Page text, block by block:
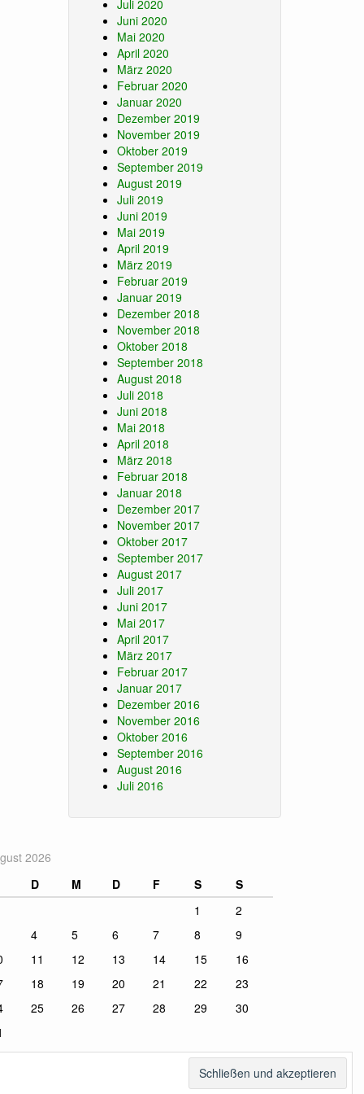
Juli 2020
Juni 2020
Mai 2020
April 2020
März 2020
Februar 2020
Januar 2020
Dezember 2019
November 2019
Oktober 2019
September 2019
August 2019
Juli 2019
Juni 2019
Mai 2019
April 2019
März 2019
Februar 2019
Januar 2019
Dezember 2018
November 2018
Oktober 2018
September 2018
August 2018
Juli 2018
Juni 2018
Mai 2018
April 2018
März 2018
Februar 2018
Januar 2018
Dezember 2017
November 2017
Oktober 2017
September 2017
August 2017
Juli 2017
Juni 2017
Mai 2017
April 2017
März 2017
Februar 2017
Januar 2017
Dezember 2016
November 2016
Oktober 2016
September 2016
August 2016
Juli 2016
2026
D
M D F S
S
1
2
4
5 6 7 8
9
11 12 13 14 15
16
18 19 20 21 22
23
25 26 27 28 29
30